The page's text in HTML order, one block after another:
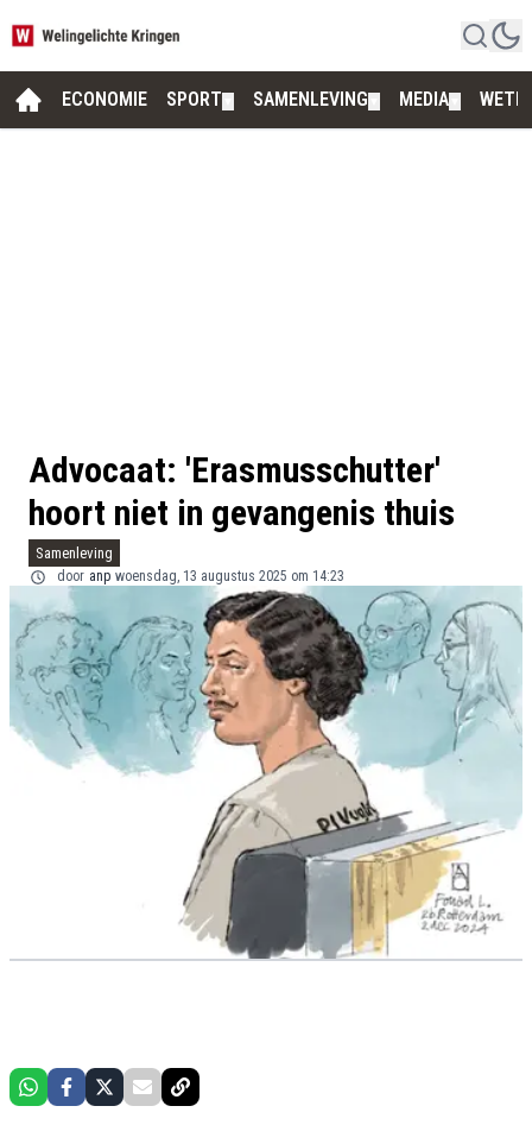
ECONOMIE SPORT SAMENLEVING MEDIA
Advocaat: 'Erasmusschutter'
hoort niet in gevangenis thuis
Samenleving
door anp woensdag, 13 augustus 2025 om 14:23